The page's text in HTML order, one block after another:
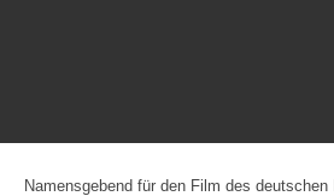
Namensgebend für den Film des